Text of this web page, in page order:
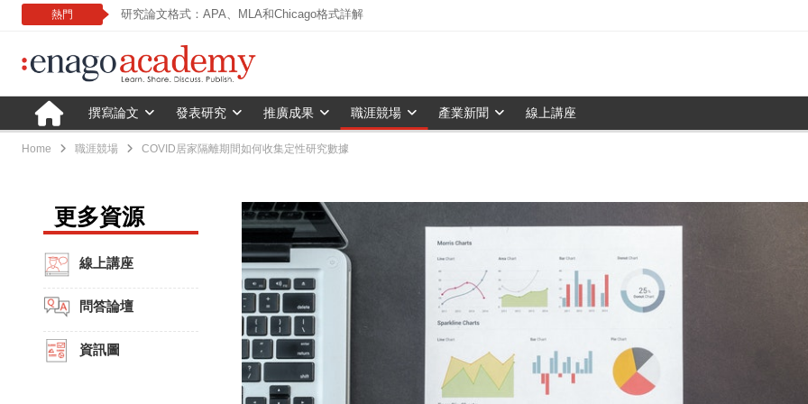
熱門 研究論文格式：APA、MLA和Chicago格式詳解
撰寫論文 發表研究 推廣成果 職涯競場 產業新聞 線上講座
Home 職涯競場 COVID居家隔離期間如何收集定性研究數據
更多資源
線上講座
問答論壇
資訊圖